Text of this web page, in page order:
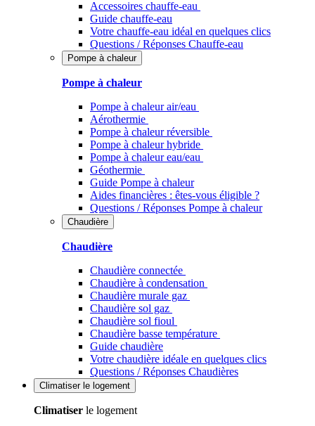
Accessoires chauffe-eau
Guide chauffe-eau
Votre chauffe-eau idéal en quelques clics
Questions / Réponses Chauffe-eau
Pompe à chaleur
Pompe à chaleur
Pompe à chaleur air/eau
Aérothermie
Pompe à chaleur réversible
Pompe à chaleur hybride
Pompe à chaleur​ eau/eau
Géothermie
Guide Pompe à chaleur
Aides financières : êtes-vous éligible ?
Questions / Réponses Pompe à chaleur
Chaudière
Chaudière
Chaudière connectée
Chaudière à condensation
Chaudière murale gaz
Chaudière sol gaz
Chaudière sol fioul
Chaudière basse température
Guide chaudière
Votre chaudière idéale en quelques clics
Questions / Réponses Chaudières
Climatiser le logement
Climatiser le logement